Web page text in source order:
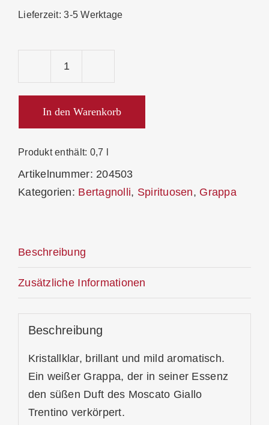
Lieferzeit:3-5 Werktage
di
Moscato
Giaollo
In den Warenkorb
Produkt enthält: 0,7 l
Artikelnummer: 204503
Kategorien: Bertagnolli, Spirituosen, Grappa
Beschreibung
Zusätzliche Informationen
Beschreibung
Kristallklar, brillant und mild aromatisch.
Ein weißer Grappa, der in seiner Essenz
den süßen Duft des Moscato Giallo
Trentino verkörpert.